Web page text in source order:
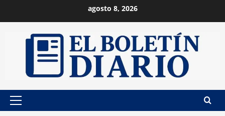
al
contenido
agosto 8, 2026
Menú